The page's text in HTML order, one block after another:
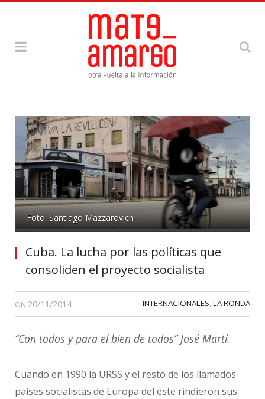
Foto: Santiago Mazzarovich
Cuba. La lucha por las políticas que
consoliden el proyecto socialista
ON 20/11/2014 INTERNACIONALES, LA RONDA
“Con todos y para el bien de todos” José Martí.
Cuando en 1990 la URSS y el resto de los llamados
países socialistas de Europa del este rindieron sus